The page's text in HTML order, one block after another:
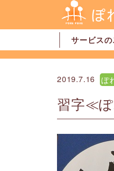
サービス
居宅介護支
訪問介護
訪問看護
デイサービ
グループホ
地域密着型
ショートス
有料老人ホ
サービス付
家事代行サ
「認可」小
2019.7.16 ぽ
習字≪